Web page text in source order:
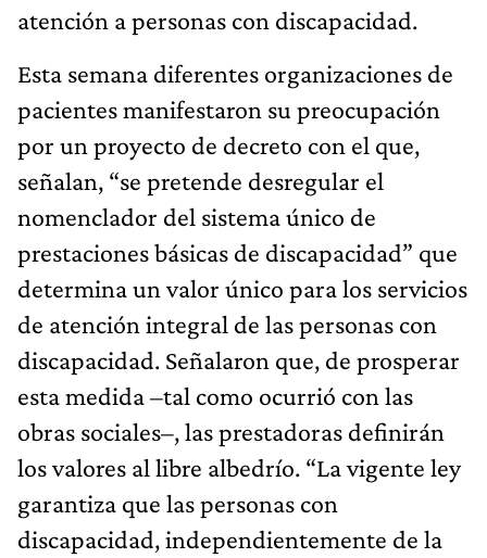
atención a personas con discapacidad.
Esta semana diferentes organizaciones de
pacientes manifestaron su preocupación
por un proyecto de decreto con el que,
señalan, “se pretende desregular el
nomenclador del sistema único de
prestaciones básicas de discapacidad” que
determina un valor único para los servicios
de atención integral de las personas con
discapacidad. Señalaron que, de prosperar
esta medida –tal como ocurrió con las
obras sociales–, las prestadoras definirán
los valores al libre albedrío. “La vigente ley
garantiza que las personas con
discapacidad, independientemente de la